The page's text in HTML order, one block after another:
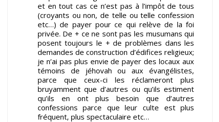
et en tout cas ce n’est pas à l’impôt de tous
(croyants ou non, de telle ou telle confession
etc…) de payer pour ce qui relève de la foi
privée. De + ce ne sont pas les musumans qui
posent toujours le + de problèmes dans les
demandes de construction d’édifices religieux;
je n’ai pas plus envie de payer des locaux aux
témoins de jéhovah ou aux évangélistes,
parce que ceux-ci les réclameront plus
bruyamment que d’autres ou qu’ils estiment
qu’ils en ont plus besoin que d’autres
confessions parce que leur culte est plus
fréquent, plus spectaculaire etc…